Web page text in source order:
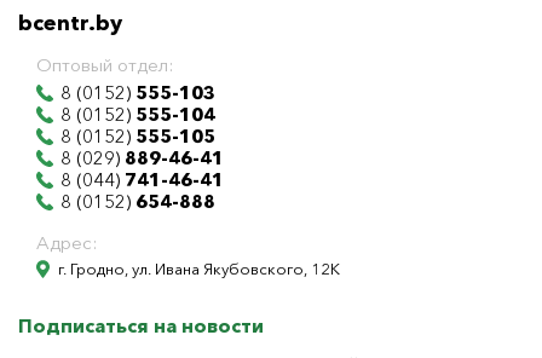
bcentr.by
Оптовый отдел:
8 (0152) 555-103
8 (0152) 555-104
8 (0152) 555-105
8 (029) 889-46-41
8 (044) 741-46-41
8 (0152) 654-888
Адрес:
г. Гродно, ул. Ивана Якубовского, 12К
Подписаться на новости